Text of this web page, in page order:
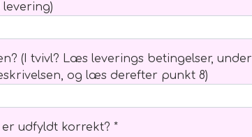
skilte og ophæng
(I tvivl? Læs leverings betingelser, under
og læs derefter punkt 8)
udfyldt korrekt? *